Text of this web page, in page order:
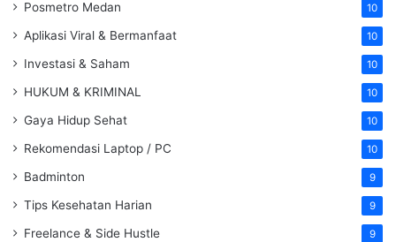
Posmetro Medan 10
Aplikasi Viral & Bermanfaat 10
Investasi & Saham 10
HUKUM & KRIMINAL 10
Gaya Hidup Sehat 10
Rekomendasi Laptop / PC 10
Badminton 9
Tips Kesehatan Harian 9
Freelance & Side Hustle 9